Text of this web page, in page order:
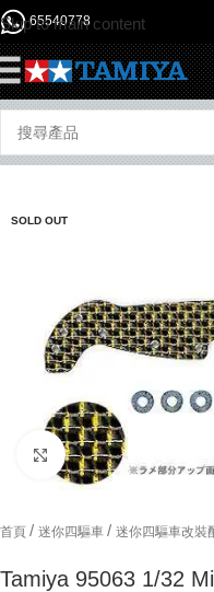
Skip to main content
65540778
SOLD OUT
Click to enlarge
首頁 / 迷你四驅車 / 迷你四驅車改裝
Tamiya 95063 1/32